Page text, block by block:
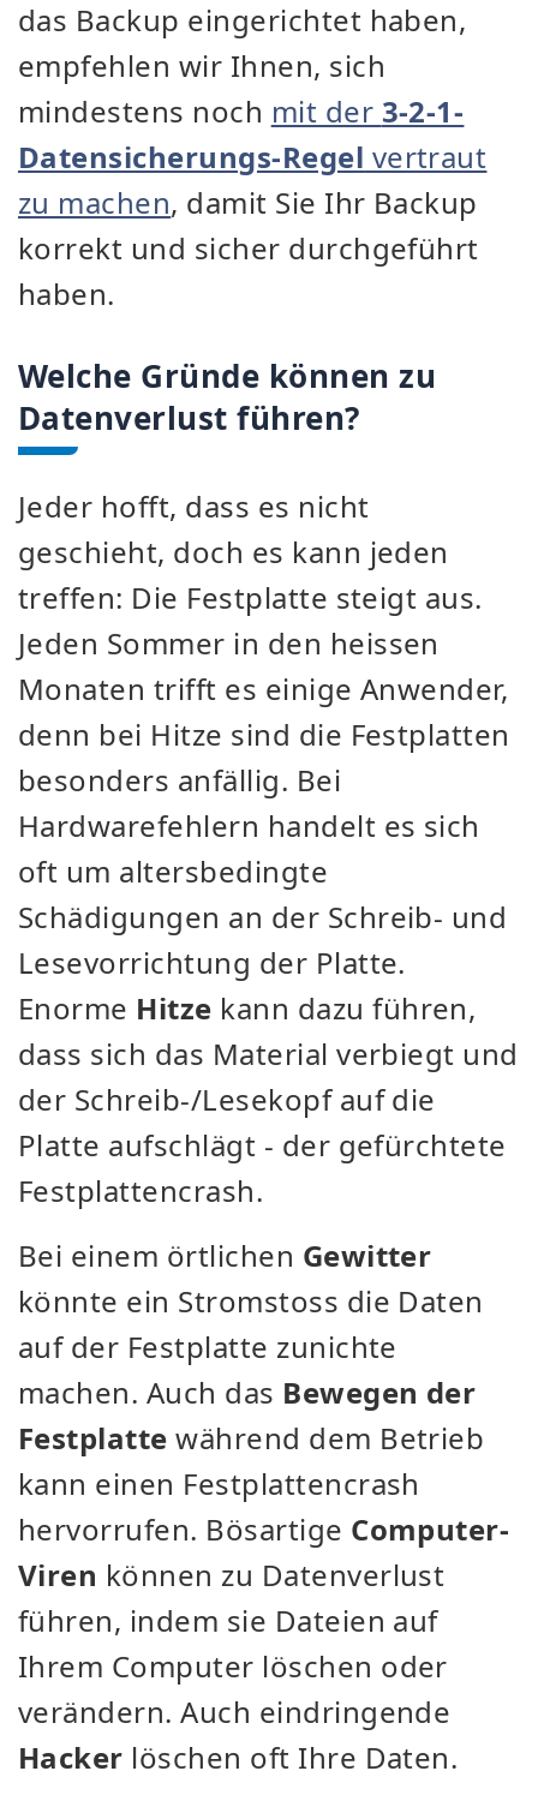
das Backup eingerichtet haben,
empfehlen wir Ihnen, sich
mindestens noch mit der 3-2-1-
Datensicherungs-Regel vertraut
zu machen, damit Sie Ihr Backup
korrekt und sicher durchgeführt
haben.
Welche Gründe können zu
Datenverlust führen?
Jeder hofft, dass es nicht
geschieht, doch es kann jeden
treffen: Die Festplatte steigt aus.
Jeden Sommer in den heissen
Monaten trifft es einige Anwender,
denn bei Hitze sind die Festplatten
besonders anfällig. Bei
Hardwarefehlern handelt es sich
oft um altersbedingte
Schädigungen an der Schreib- und
Lesevorrichtung der Platte.
Enorme Hitze kann dazu führen,
dass sich das Material verbiegt und
der Schreib-/Lesekopf auf die
Platte aufschlägt - der gefürchtete
Festplattencrash.
Bei einem örtlichen Gewitter
könnte ein Stromstoss die Daten
auf der Festplatte zunichte
machen. Auch das Bewegen der
Festplatte während dem Betrieb
kann einen Festplattencrash
hervorrufen. Bösartige Computer-
Viren können zu Datenverlust
führen, indem sie Dateien auf
Ihrem Computer löschen oder
verändern. Auch eindringende
Hacker löschen oft Ihre Daten.